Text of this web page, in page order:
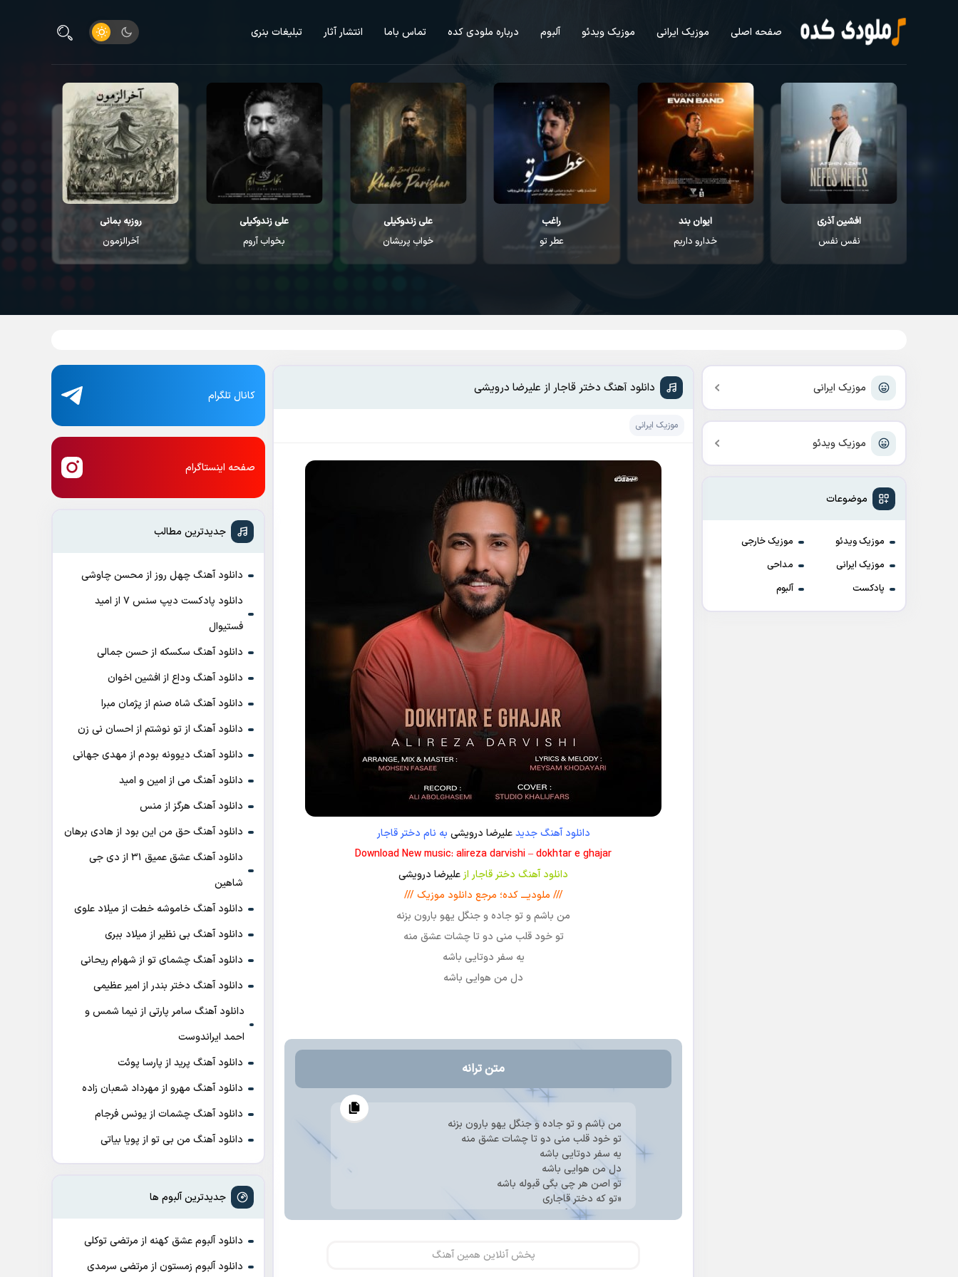
صفحه اصلی موزیک ایرانی موزیک ویدئو آلبوم درباره ملودی کده تماس باما انتشار آثار تبلیغات بنری
افشین آذری
نفس نفس
ایوان بند
خدارو داریم
راغب
عطر تو
علی زندوکیلی
خواب پریشان
علی زندوکیلی
بخواب آروم
روزبه بمانی
آخرالزمون
موزیک ایرانی
موزیک ویدئو
موضوعات
موزیک ویدئو
موزیک خارجی
موزیک ایرانی
مداحی
پادکست
آلبوم
دانلود آهنگ دختر قاجار از علیرضا درویشی
موزیک ایرانی
دانلود آهنگ جدیدعلیرضا درویشی به نام دختر قاجار
Download New music: alireza darvishi – dokhtar e ghajar
دانلود آهنگ دختر قاجار ازعلیرضا درویشی
/// ملودیـــ کده؛ مرجع دانلود موزیک ///
من باشم و تو جاده و جنگل یهو بارون بزنه
تو خود قلب منی دو تا چشات عشق منه
یه سفر دوتایی باشه
دل من هوایی باشه
متن ترانه
من باشم و تو جاده و جنگل یهو بارون بزنه
تو خود قلب منی دو تا چشات عشق منه
یه سفر دوتایی باشه
دل من هوایی باشه
تو اصن هر چی بگی قبوله باشه
«تو که دختر قاجاری
مثه خون تو رگام جاری
پخش آنلاین همین آهنگ
کانال تلگرام
صفحه اینستاگرام
جدیدترین مطالب
دانلود آهنگ چهل روز از محسن چاوشی
دانلود پادکست ديپ سنس ۷ از اميد
فستيوال
دانلود آهنگ سکسکه از حسن جمالی
دانلود آهنگ وداع از افشين اخوان
دانلود آهنگ شاه صنم از پژمان مبرا
دانلود آهنگ از تو نوشتم از احسان نی زن
دانلود آهنگ دیوونه بودم از مهدی جهانی
دانلود آهنگ می از امین و امید
دانلود آهنگ هرگز از منس
دانلود آهنگ حق من این بود از هادی برهان
دانلود آهنگ عشق عمیق ۳۱ از دی جی
شاهین
دانلود آهنگ خاموشه خطت از میلاد علوی
دانلود آهنگ بی نظیر از میلاد ببری
دانلود آهنگ چشمای تو از شهرام ریحانی
دانلود آهنگ دختر بندر از امیر عظیمی
دانلود آهنگ سامر پارتی از نیما شمس و
احمد ایراندوست
دانلود آهنگ پرید از پارسا پوئت
دانلود آهنگ مهرو از مهرداد شعبان زاده
دانلود آهنگ چشمات از یونس فرجام
دانلود آهنگ من بی تو از پویا بیاتی
جدیدترین آلبوم ها
دانلود آلبوم عشق کهنه از مرتضی توکلی
دانلود آلبوم زمستون از مرتضی سرمدی